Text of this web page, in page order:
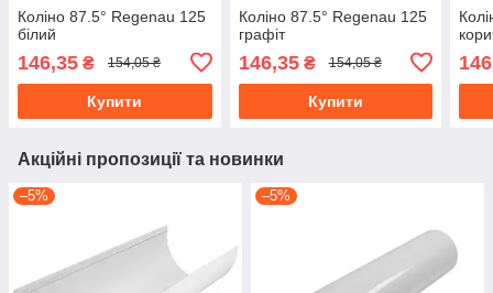
Коліно 87.5° Regenau 125
білий
146,35 ₴ 154,05 ₴
Купити
Коліно 87.5° Regenau 125
графіт
146,35₴ 154,05 ₴
Купити
Акційні пропозиції та новинки
–5% –5%